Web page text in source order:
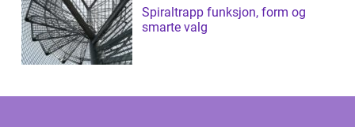
Spiraltrapp funksjon, form og
smarte valg